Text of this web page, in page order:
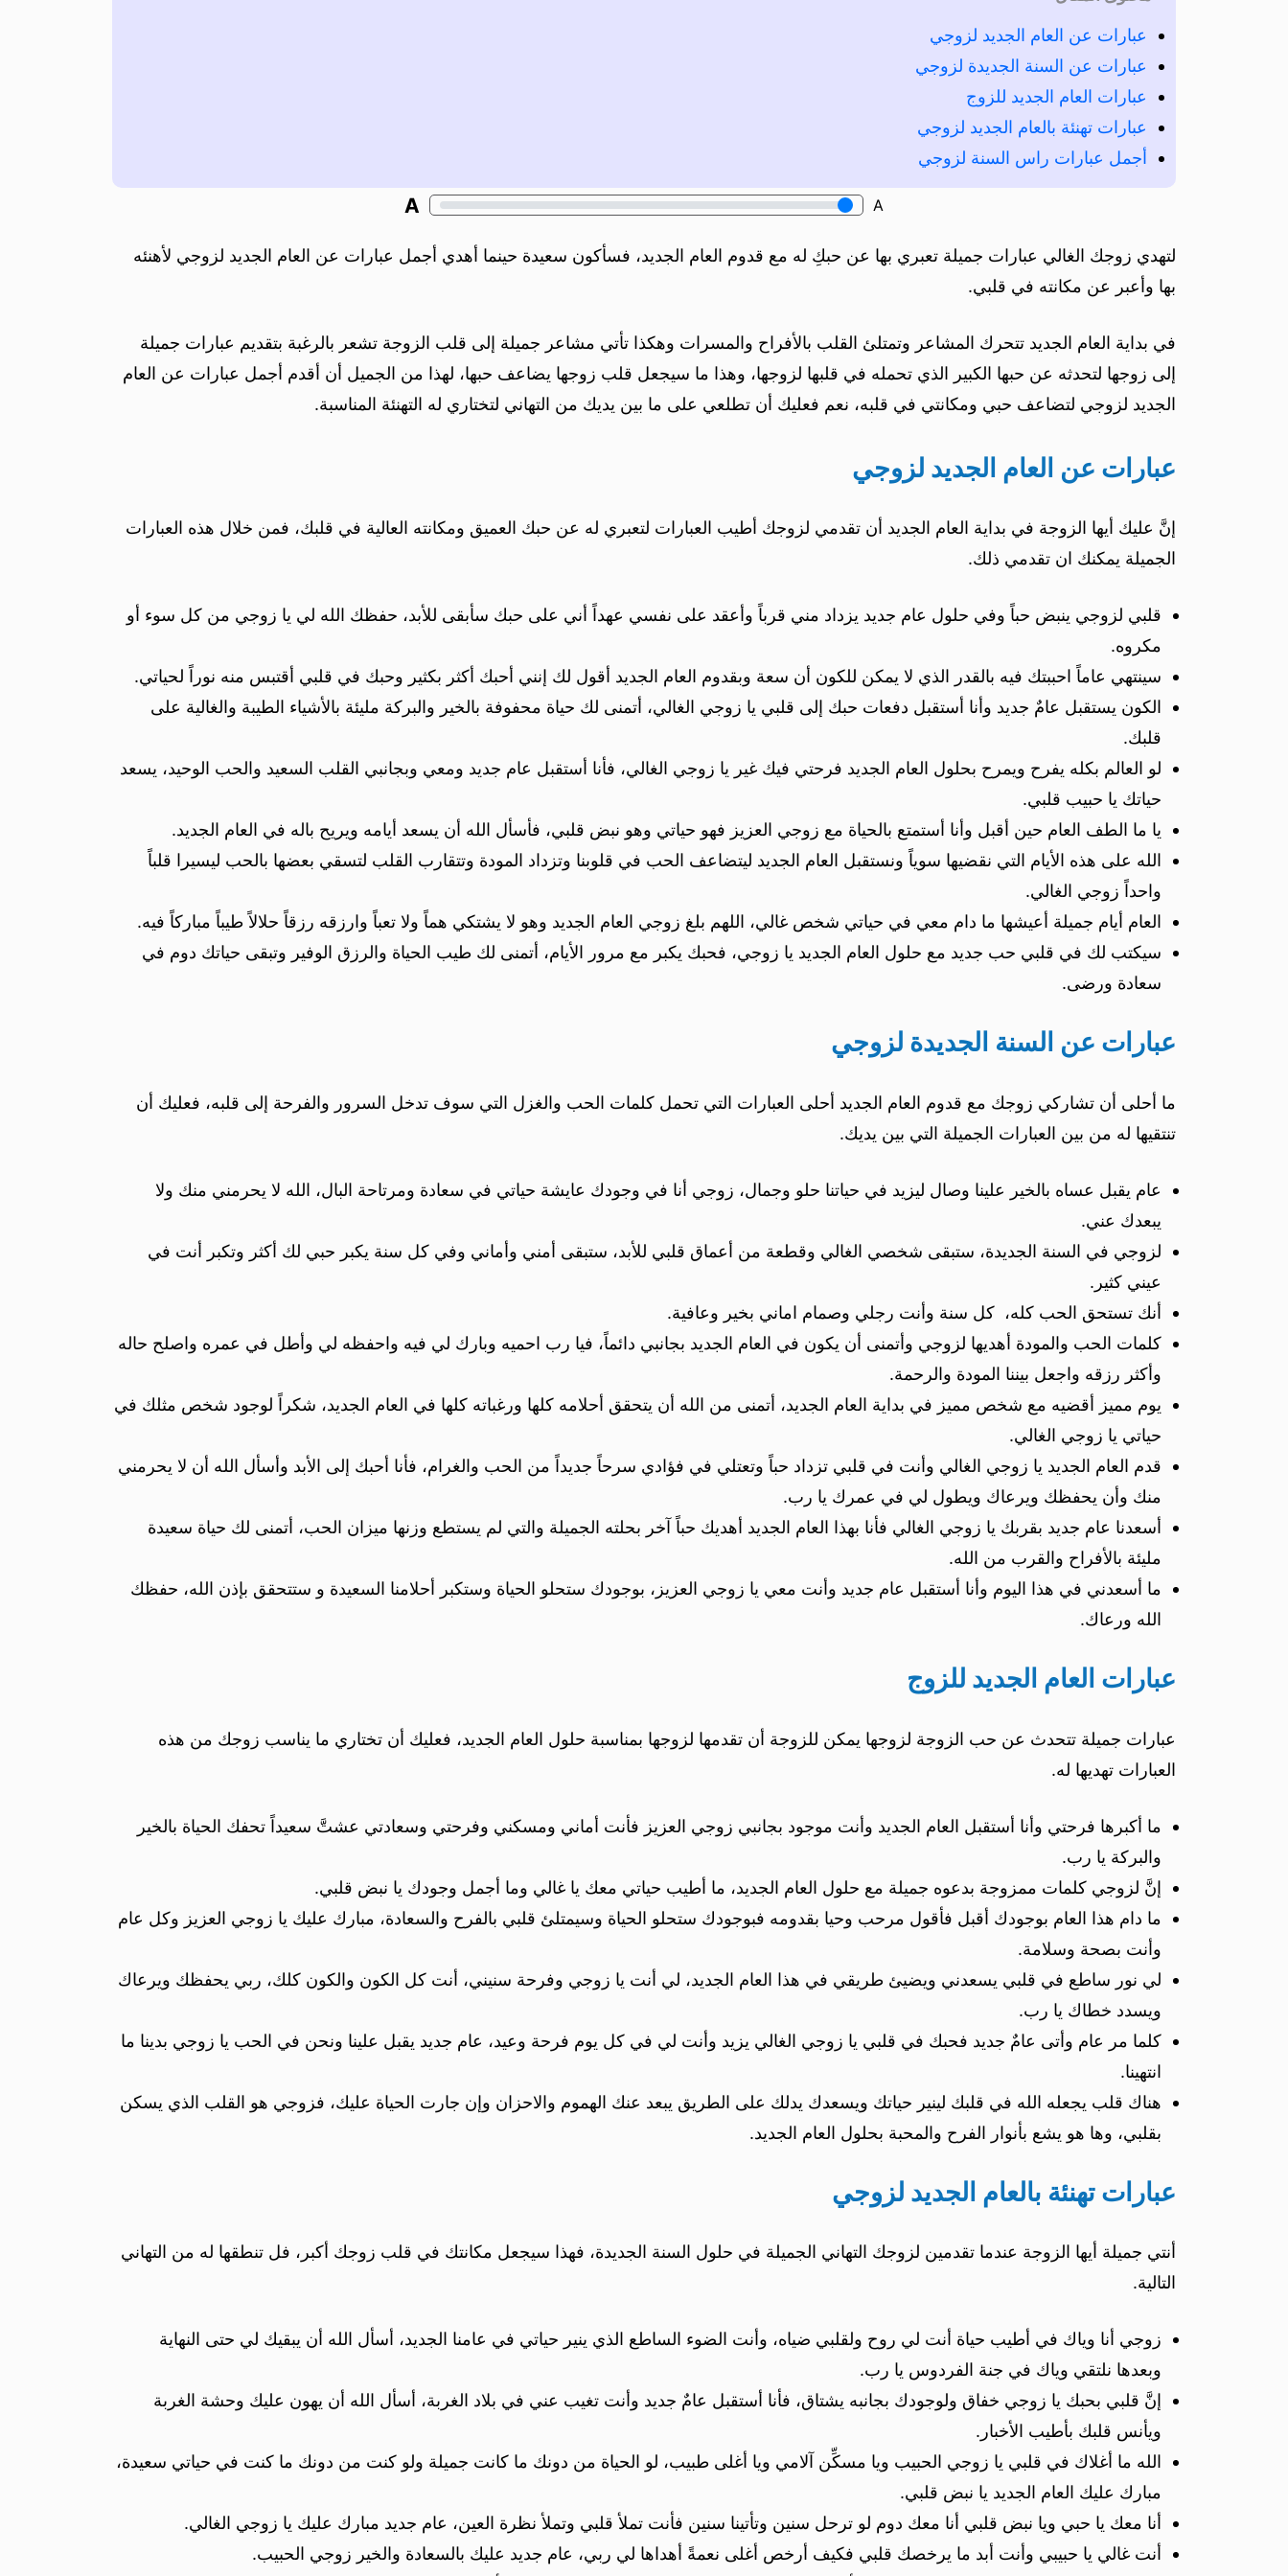
عبارات عن العام الجديد لزوجي
عبارات عن السنة الجديدة لزوجي
عبارات العام الجديد للزوج
عبارات تهنئة بالعام الجديد لزوجي
أجمل عبارات راس السنة لزوجي
A
A
لتهدي زوجك الغالي عبارات جميلة تعبري بها عن حبكِ له مع قدوم العام الجديد، فسأكون سعيدة حينما أهدي أجمل عبارات عن العام الجديد لزوجي لأهنئه
بها وأعبر عن مكانته في قلبي.
في بداية العام الجديد تتحرك المشاعر وتمتلئ القلب بالأفراح والمسرات وهكذا تأتي مشاعر جميلة إلى قلب الزوجة تشعر بالرغبة بتقديم عبارات جميلة
إلى زوجها لتحدثه عن حبها الكبير الذي تحمله في قلبها لزوجها، وهذا ما سيجعل قلب زوجها يضاعف حبها، لهذا من الجميل أن أقدم أجمل عبارات عن العام
الجديد لزوجي لتضاعف حبي ومكانتي في قلبه، نعم فعليك أن تطلعي على ما بين يديك من التهاني لتختاري له التهنئة المناسبة.
عبارات عن العام الجديد لزوجي
إنَّ عليك أيها الزوجة في بداية العام الجديد أن تقدمي لزوجك أطيب العبارات لتعبري له عن حبك العميق ومكانته العالية في قلبك، فمن خلال هذه العبارات
الجميلة يمكنك ان تقدمي ذلك.
قلبي لزوجي ينبض حباً وفي حلول عام جديد يزداد مني قرباً وأعقد على نفسي عهداً أني على حبك سأبقى للأبد، حفظك الله لي يا زوجي من كل سوء أو
مكروه.
سينتهي عاماً احببتك فيه بالقدر الذي لا يمكن للكون أن سعة وبقدوم العام الجديد أقول لك إنني أحبك أكثر بكثير وحبك في قلبي أقتبس منه نوراً لحياتي.
الكون يستقبل عامٌ جديد وأنا أستقبل دفعات حبك إلى قلبي يا زوجي الغالي، أتمنى لك حياة محفوفة بالخير والبركة مليئة بالأشياء الطيبة والغالية على
قلبك.
لو العالم بكله يفرح ويمرح بحلول العام الجديد فرحتي فيك غير يا زوجي الغالي، فأنا أستقبل عام جديد ومعي وبجانبي القلب السعيد والحب الوحيد، يسعد
حياتك يا حبيب قلبي.
يا ما الطف العام حين أقبل وأنا أستمتع بالحياة مع زوجي العزيز فهو حياتي وهو نبض قلبي، فأسأل الله أن يسعد أيامه ويريح باله في العام الجديد.
الله على هذه الأيام التي نقضيها سوياً ونستقبل العام الجديد ليتضاعف الحب في قلوبنا وتزداد المودة وتتقارب القلب لتسقي بعضها بالحب ليسيرا قلباً
واحداً زوجي الغالي.
العام أيام جميلة أعيشها ما دام معي في حياتي شخص غالي، اللهم بلغ زوجي العام الجديد وهو لا يشتكي هماً ولا تعباً وارزقه رزقاً حلالاً طيباً مباركاً فيه.
سيكتب لك في قلبي حب جديد مع حلول العام الجديد يا زوجي، فحبك يكبر مع مرور الأيام، أتمنى لك طيب الحياة والرزق الوفير وتبقى حياتك دوم في
سعادة ورضى.
عبارات عن السنة الجديدة لزوجي
ما أحلى أن تشاركي زوجك مع قدوم العام الجديد أحلى العبارات التي تحمل كلمات الحب والغزل التي سوف تدخل السرور والفرحة إلى قلبه، فعليك أن
تنتقيها له من بين العبارات الجميلة التي بين يديك.
عام يقبل عساه بالخير علينا وصال ليزيد في حياتنا حلو وجمال، زوجي أنا في وجودك عايشة حياتي في سعادة ومرتاحة البال، الله لا يحرمني منك ولا
يبعدك عني.
لزوجي في السنة الجديدة، ستبقى شخصي الغالي وقطعة من أعماق قلبي للأبد، ستبقى أمني وأماني وفي كل سنة يكبر حبي لك أكثر وتكبر أنت في
عيني كثير.
أنك تستحق الحب كله، كل سنة وأنت رجلي وصمام اماني بخير وعافية.
كلمات الحب والمودة أهديها لزوجي وأتمنى أن يكون في العام الجديد بجانبي دائماً، فيا رب احميه وبارك لي فيه واحفظه لي وأطل في عمره واصلح حاله
وأكثر رزقه واجعل بيننا المودة والرحمة.
يوم مميز أقضيه مع شخص مميز في بداية العام الجديد، أتمنى من الله أن يتحقق أحلامه كلها ورغباته كلها في العام الجديد، شكراً لوجود شخص مثلك في
حياتي يا زوجي الغالي.
قدم العام الجديد يا زوجي الغالي وأنت في قلبي تزداد حباً وتعتلي في فؤادي سرحاً جديداً من الحب والغرام، فأنا أحبك إلى الأبد وأسأل الله أن لا يحرمني
منك وأن يحفظك ويرعاك ويطول لي في عمرك يا رب.
أسعدنا عام جديد بقربك يا زوجي الغالي فأنا بهذا العام الجديد أهديك حباً آخر بحلته الجميلة والتي لم يستطع وزنها ميزان الحب، أتمنى لك حياة سعيدة
مليئة بالأفراح والقرب من الله.
ما أسعدني في هذا اليوم وأنا أستقبل عام جديد وأنت معي يا زوجي العزيز، بوجودك ستحلو الحياة وستكبر أحلامنا السعيدة و ستتحقق بإذن الله، حفظك
الله ورعاك.
عبارات العام الجديد للزوج
عبارات جميلة تتحدث عن حب الزوجة لزوجها يمكن للزوجة أن تقدمها لزوجها بمناسبة حلول العام الجديد، فعليك أن تختاري ما يناسب زوجك من هذه
العبارات تهديها له.
ما أكبرها فرحتي وأنا أستقبل العام الجديد وأنت موجود بجانبي زوجي العزيز فأنت أماني ومسكني وفرحتي وسعادتي عشتَّ سعيداً تحفك الحياة بالخير
والبركة يا رب.
إنَّ لزوجي كلمات ممزوجة بدعوه جميلة مع حلول العام الجديد، ما أطيب حياتي معك يا غالي وما أجمل وجودك يا نبض قلبي.
ما دام هذا العام بوجودك أقبل فأقول مرحب وحيا بقدومه فبوجودك ستحلو الحياة وسيمتلئ قلبي بالفرح والسعادة، مبارك عليك يا زوجي العزيز وكل عام
وأنت بصحة وسلامة.
لي نور ساطع في قلبي يسعدني ويضيئ طريقي في هذا العام الجديد، لي أنت يا زوجي وفرحة سنيني، أنت كل الكون والكون كلك، ربي يحفظك ويرعاك
ويسدد خطاك يا رب.
كلما مر عام وأتى عامٌ جديد فحبك في قلبي يا زوجي الغالي يزيد وأنت لي في كل يوم فرحة وعيد، عام جديد يقبل علينا ونحن في الحب يا زوجي بدينا ما
انتهينا.
هناك قلب يجعله الله في قلبك لينير حياتك ويسعدك يدلك على الطريق يبعد عنك الهموم والاحزان وإن جارت الحياة عليك، فزوجي هو القلب الذي يسكن
بقلبي، وها هو يشع بأنوار الفرح والمحبة بحلول العام الجديد.
عبارات تهنئة بالعام الجديد لزوجي
أنتي جميلة أيها الزوجة عندما تقدمين لزوجك التهاني الجميلة في حلول السنة الجديدة، فهذا سيجعل مكانتك في قلب زوجك أكبر، فل تنطقها له من التهاني
التالية.
زوجي أنا وياك في أطيب حياة أنت لي روح ولقلبي ضياه، وأنت الضوء الساطع الذي ينير حياتي في عامنا الجديد، أسأل الله أن يبقيك لي حتى النهاية
وبعدها نلتقي وياك في جنة الفردوس يا رب.
إنَّ قلبي بحبك يا زوجي خفاق ولوجودك بجانبه يشتاق، فأنا أستقبل عامٌ جديد وأنت تغيب عني في بلاد الغربة، أسأل الله أن يهون عليك وحشة الغربة
ويأنس قلبك بأطيب الأخبار.
الله ما أغلاك في قلبي يا زوجي الحبيب ويا مسكِّن آلامي ويا أغلى طبيب، لو الحياة من دونك ما كانت جميلة ولو كنت من دونك ما كنت في حياتي سعيدة،
مبارك عليك العام الجديد يا نبض قلبي.
أنا معك يا حبي ويا نبض قلبي أنا معك دوم لو ترحل سنين وتأتينا سنين فأنت تملأ قلبي وتملأ نظرة العين، عام جديد مبارك عليك يا زوجي الغالي.
أنت غالي يا حبيبي وأنت أبد ما يرخصك قلبي فكيف أرخص أغلى نعمةً أهداها لي ربي، عام جديد عليك بالسعادة والخير زوجي الحبيب.